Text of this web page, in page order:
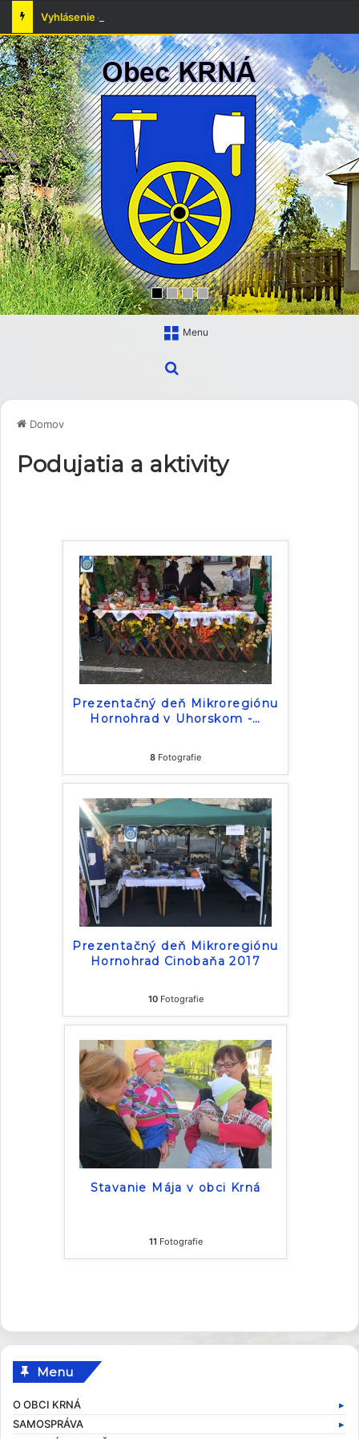
Menu
Domov
Podujatia a aktivity
Prezentačný deň Mikroregiónu
Hornohrad v Uhorskom -…
8 Fotografie
Prezentačný deň Mikroregiónu
Hornohrad Cinobaňa 2017
10Fotografie
Stavanie Mája v obci Krná
11 Fotografie
Menu
O OBCI KRNÁ
Základné informácie
SAMOSPRÁVA